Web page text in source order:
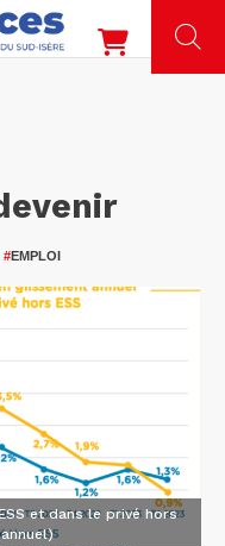
#EMPLOI
et dans le privé hors